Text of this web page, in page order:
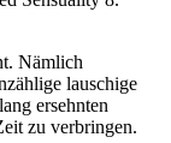
Nämlich
lauschige
ersehnten
zu verbringen.